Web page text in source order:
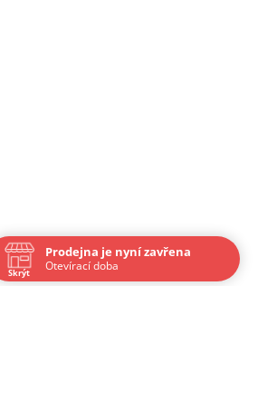
Prodejna je nyní zavřena
Otevírací doba
Skrýt